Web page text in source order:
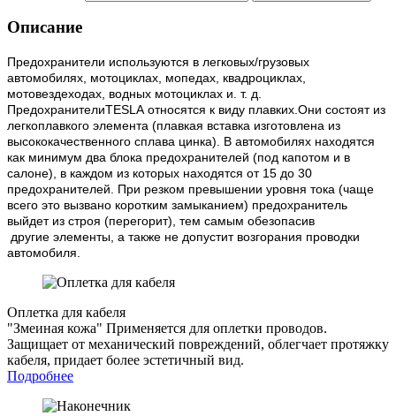
Описание
Предохранители используются в легковых/грузовых
автомобилях, мотоциклах, мопедах, квадроциклах,
мотовездеходах, водных мотоциклах и. т. д.
ПредохранителиTESLA относятся к виду плавких.Они состоят из
легкоплавкого элемента (плавкая вставка изготовлена из
высококачественного сплава цинка). В автомобилях находятся
как минимум два блока предохранителей (под капотом и в
салоне), в каждом из которых находятся от 15 до 30
предохранителей. При резком превышении уровня тока (чаще
всего это вызвано коротким замыканием) предохранитель
выйдет из строя (перегорит), тем самым обезопасив
другие элементы, а также не допустит возгорания проводки
автомобиля.
Оплетка для кабеля
"Змеиная кожа" Применяется для оплетки проводов.
Защищает от механический повреждений, облегчает протяжку
кабеля, придает более эстетичный вид.
Подробнее